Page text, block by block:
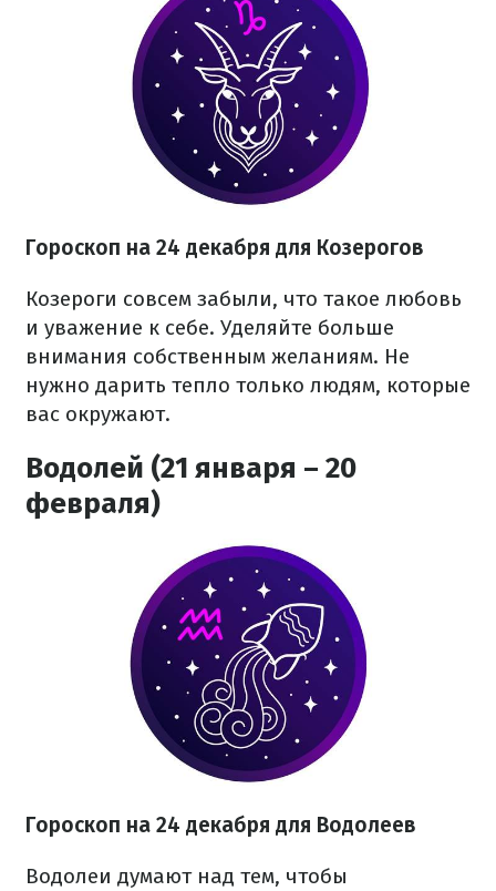
Гороскоп на 24 декабря для Козерогов
Козероги совсем забыли, что такое любовь
и уважение к себе. Уделяйте больше
внимания собственным желаниям. Не
нужно дарить тепло только людям, которые
вас окружают.
Водолей (21 января – 20
февраля)
Гороскоп на 24 декабря для Водолеев
Водолеи думают над тем, чтобы